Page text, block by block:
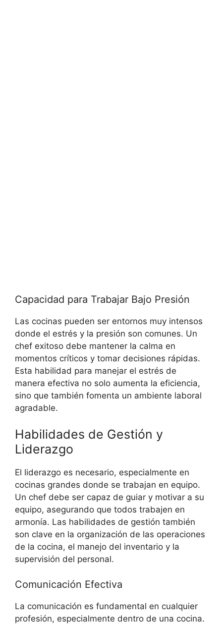
Capacidad para Trabajar Bajo Presión
Las cocinas pueden ser entornos muy intensos
donde el estrés y la presión son comunes. Un
chef exitoso debe mantener la calma en
momentos críticos y tomar decisiones rápidas.
Esta habilidad para manejar el estrés de
manera efectiva no solo aumenta la eficiencia,
sino que también fomenta un ambiente laboral
agradable.
Habilidades de Gestión y
Liderazgo
El liderazgo es necesario, especialmente en
cocinas grandes donde se trabajan en equipo.
Un chef debe ser capaz de guiar y motivar a su
equipo, asegurando que todos trabajen en
armonía. Las habilidades de gestión también
son clave en la organización de las operaciones
de la cocina, el manejo del inventario y la
supervisión del personal.
Comunicación Efectiva
La comunicación es fundamental en cualquier
profesión, especialmente dentro de una cocina.